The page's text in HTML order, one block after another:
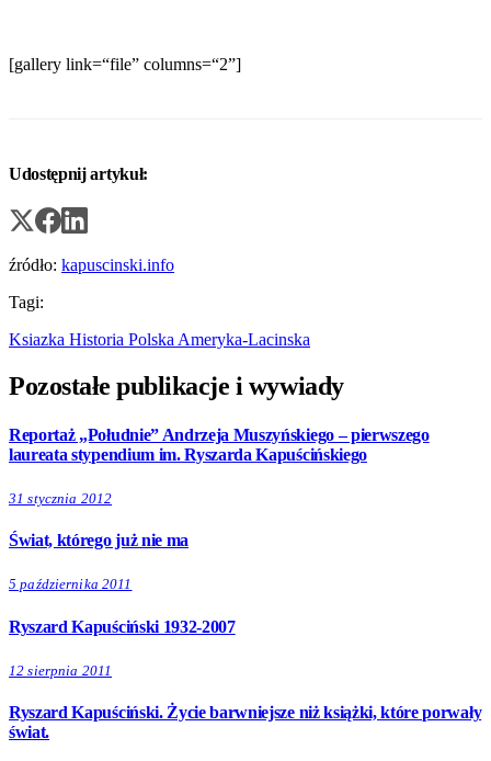
[gallery link=“file” columns=“2”]
Udostępnij artykuł:
źródło: kapuscinski.info
Tagi:
Ksiazka Historia Polska Ameryka-Lacinska
Pozostałe publikacje i wywiady
Reportaż „Południe” Andrzeja Muszyńskiego – pierwszego
laureata stypendium im. Ryszarda Kapuścińskiego
31 stycznia 2012
Świat, którego już nie ma
5 października 2011
Ryszard Kapuściński 1932-2007
12 sierpnia 2011
Ryszard Kapuściński. Życie barwniejsze niż książki, które porwały
świat.